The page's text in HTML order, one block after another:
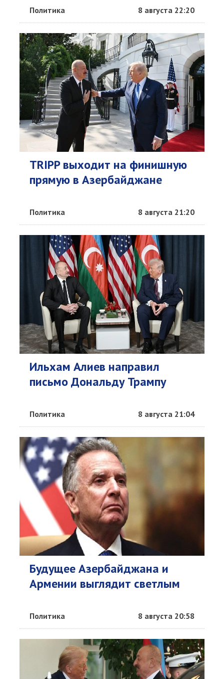
Политика 8 августа 22:20
TRIPP выходит на финишную
прямую в Азербайджане
Политика 8 августа 21:20
Ильхам Алиев направил
письмо Дональду Трампу
Политика 8 августа 21:04
Будущее Азербайджана и
Армении выглядит светлым
Политика 8 августа 20:58